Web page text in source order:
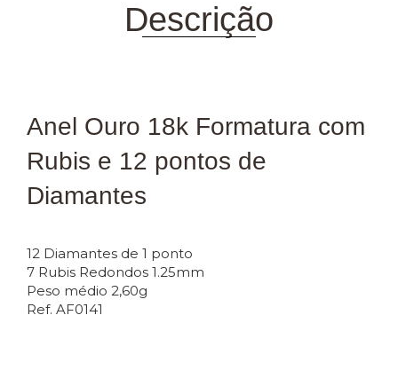
Descrição
Anel Ouro 18k Formatura com
Rubis e 12 pontos de
Diamantes
12 Diamantes de 1 ponto
7 Rubis Redondos 1.25mm
Peso médio 2,60g
Ref. AF0141